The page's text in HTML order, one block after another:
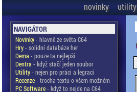
novinky utility
NAVIGÁTOR
Novinky- hlavně ze světa C64
Hry- solidní databáze her
Dema - pouze ta nejlepší
Dentra - když stačí jeden soubor
Utility- nejen pro práci a legraci
Recenze- trocha textu o všem možném
PC Software- když to nejde na C64